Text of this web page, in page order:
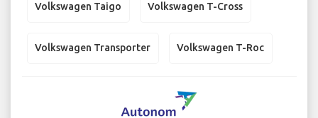
Volkswagen Taigo Volkswagen T-Cross
Volkswagen Transporter Volkswagen T-Roc